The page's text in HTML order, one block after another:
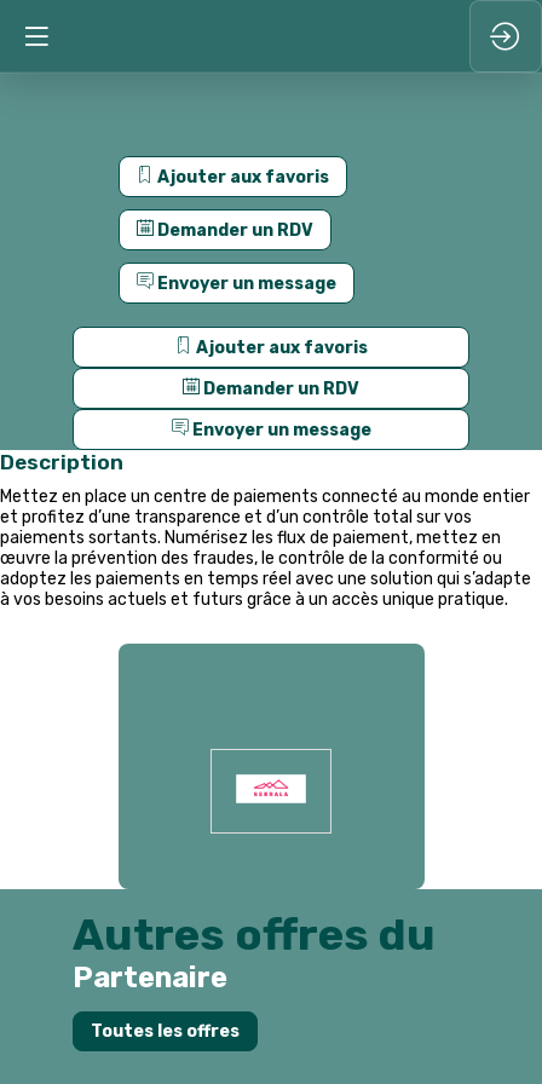
Ajouter aux favoris
Demander un RDV
Envoyer un message
Ajouter aux favoris
Demander un RDV
Envoyer un message
Description
Mettez en place un centre de paiements connecté au monde entier
et profitez d’une transparence et d’un contrôle total sur vos
paiements sortants. Numérisez les flux de paiement, mettez en
œuvre la prévention des fraudes, le contrôle de la conformité ou
adoptez les paiements en temps réel avec une solution qui s’adapte
à vos besoins actuels et futurs grâce à un accès unique pratique.
Autres offres du
Partenaire
Toutes les offres